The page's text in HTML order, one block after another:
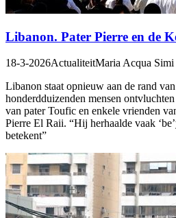
Libanon. Pater Pierre en de
18-3-2026ActualiteitMaria Acqua Simi
Libanon staat opnieuw aan de rand
honderdduizenden mensen
van pater Toufic en enkele vrienden
Pierre El Raii. “Hij herhaalde vaak
betekent”